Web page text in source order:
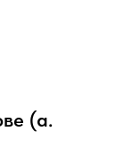
(а.